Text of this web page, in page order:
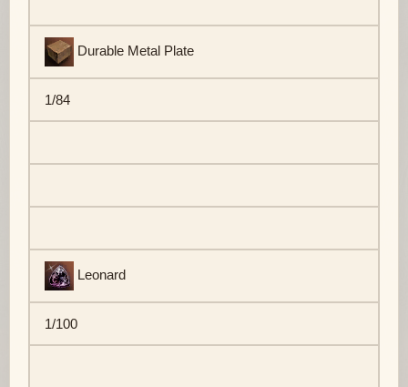
Durable Metal Plate
1/84
Leonard
1/100